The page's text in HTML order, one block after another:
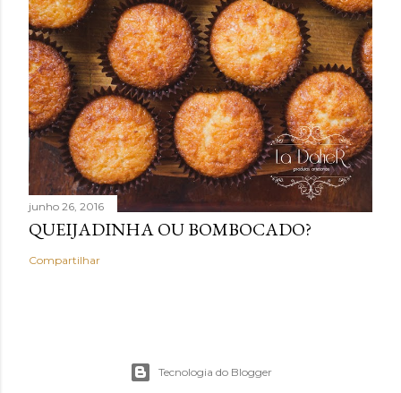
junho 26, 2016
QUEIJADINHA OU BOMBOCADO?
Compartilhar
Tecnologia do Blogger